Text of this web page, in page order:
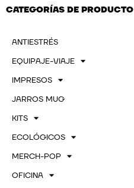
CATEGORÍAS DE PRODUCTO
ANTIESTRÉS
EQUIPAJE-VIAJE
IMPRESOS
JARROS MUG
KITS
ECOLÓGICOS
MERCH-POP
OFICINA